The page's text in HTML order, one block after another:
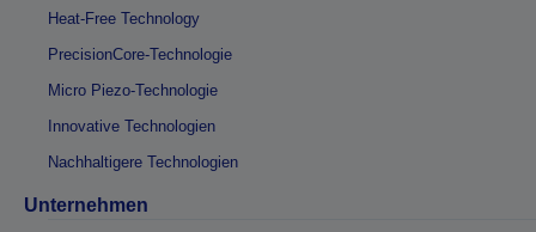
Heat-Free Technology
PrecisionCore-Technologie
Micro Piezo-Technologie
Innovative Technologien
Nachhaltigere Technologien
Unternehmen